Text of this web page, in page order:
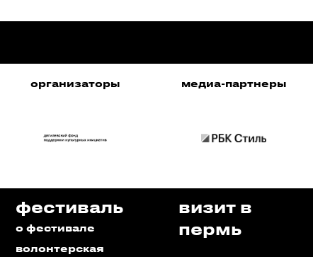
организаторы медиа-партнеры
фестиваль
о фестивале
волонтерская
визит в
пермь